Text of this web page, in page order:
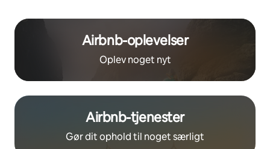
Airbnb-oplevelser
Oplev noget nyt
Airbnb-tjenester
Gør dit ophold til noget særligt